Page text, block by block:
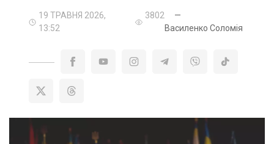
19 ТРАВНЯ 2026,
13:52
3802
—
Василенко Соломія